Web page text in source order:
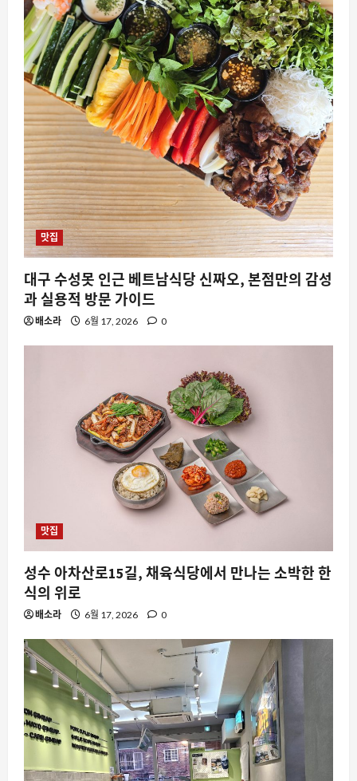
맛집
대구 수성못 인근 베트남식당 신짜오, 본점만의 감성
과 실용적 방문 가이드
배소라 6월 17, 2026 0
맛집
성수 아차산로15길, 채육식당에서 만나는 소박한 한
식의 위로
배소라 6월 17, 2026 0
AI
DeepSeek V4 Flash 0731, 왜 개발자들
의 일상을 뒤흔드는가
0
3
스팀
저들의 수집 욕망
4
요즘뜨는소식
MMORPG의 경쟁 피로도를 AI로 낮추다,
컴투스 제우스의 새로운 시도
8월 8, 2026 0